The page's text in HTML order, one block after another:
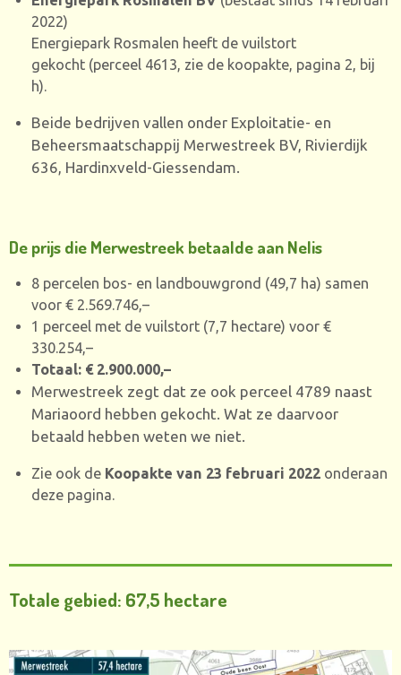
2022)
Energiepark Rosmalen heeft de vuilstort
gekocht (perceel 4613, zie de koopakte, pagina 2, bij
h).
Beide bedrijven vallen onder Exploitatie- en
Beheersmaatschappij Merwestreek BV, Rivierdijk
636, Hardinxveld-Giessendam.
De prijs die Merwestreek betaalde aan Nelis
8 percelen bos- en landbouwgrond (49,7 ha) samen
voor € 2.569.746,–
1 perceel met de vuilstort (7,7 hectare) voor €
330.254,–
Totaal: € 2.900.000,–
Merwestreek zegt dat ze ook perceel 4789 naast
Mariaoord hebben gekocht. Wat ze daarvoor
betaald hebben weten we niet.
Zie ook de Koopakte van 23 februari 2022onderaan
deze pagina.
Totale gebied: 67,5 hectare